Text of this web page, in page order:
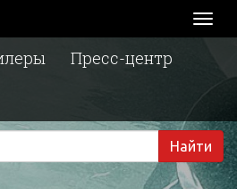
Пресс-центр
Найти